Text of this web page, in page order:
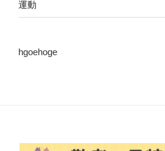
運動
hgoehoge